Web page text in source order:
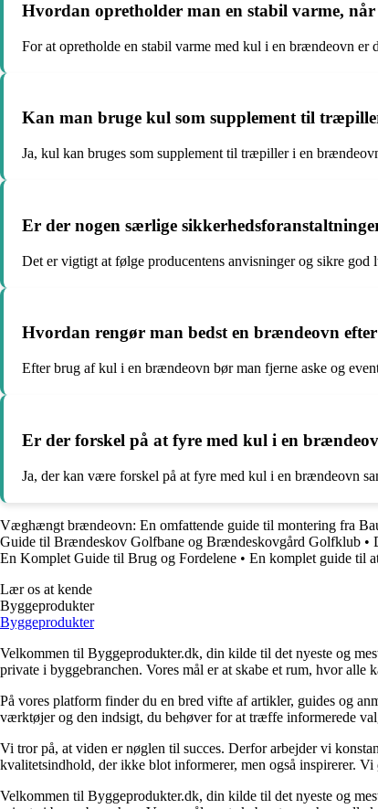
Hvordan opretholder man en stabil varme,
For at opretholde en stabil varme med kul i en brændeovn
Kan man bruge kul som supplement til
Ja, kul kan bruges som supplement til træpiller i en
Er der nogen særlige
Det er vigtigt at følge producentens anvisninger og sikre
Hvordan rengør man bedst en brændeovn
Efter brug af kul i en brændeovn bør man fjerne aske og
Er der forskel på at fyre med kul i en
Ja, der kan være forskel på at fyre med kul i en brændeovn
Væghængt brændeovn: En omfattende guide til montering fra
Guide til Brændeskov Golfbane og Brændeskovgård Golfklub •
En Komplet Guide til Brug og Fordelene • En komplet guide til
Lær os at kende
Byggeprodukter
Byggeprodukter
Velkommen til Byggeprodukter.dk, din kilde til det nyeste og
private i byggebranchen. Vores mål er at skabe et rum, hvor
På vores platform finder du en bred vifte af artikler, guides og
værktøjer og den indsigt, du behøver for at træffe informerede
Vi tror på, at viden er nøglen til succes. Derfor arbejder vi
kvalitetsindhold, der ikke blot informerer, men også inspirerer.
Velkommen til Byggeprodukter.dk, din kilde til det nyeste og